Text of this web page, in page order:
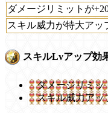
ダメージリミットが
スキル威力が特大アッ
スキルLvアップ効
ダメージリミッ
スキル威力アッ